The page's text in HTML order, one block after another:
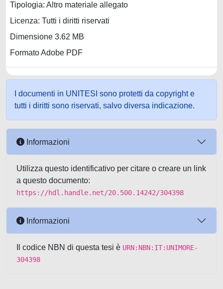
Tipologia: Altro materiale allegato
Licenza: Tutti i diritti riservati
Dimensione 3.62 MB
Formato Adobe PDF
I documenti in UNITESI sono protetti da copyright e
tutti i diritti sono riservati, salvo diversa indicazione.
Informazioni
Utilizza questo identificativo per citare o creare un link
a questo documento:
https://hdl.handle.net/20.500.14242/304398
Informazioni
Il codice NBN di questa tesi è URN:NBN:IT:UNIMORE-
304398